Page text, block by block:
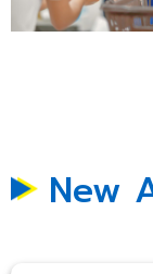
New